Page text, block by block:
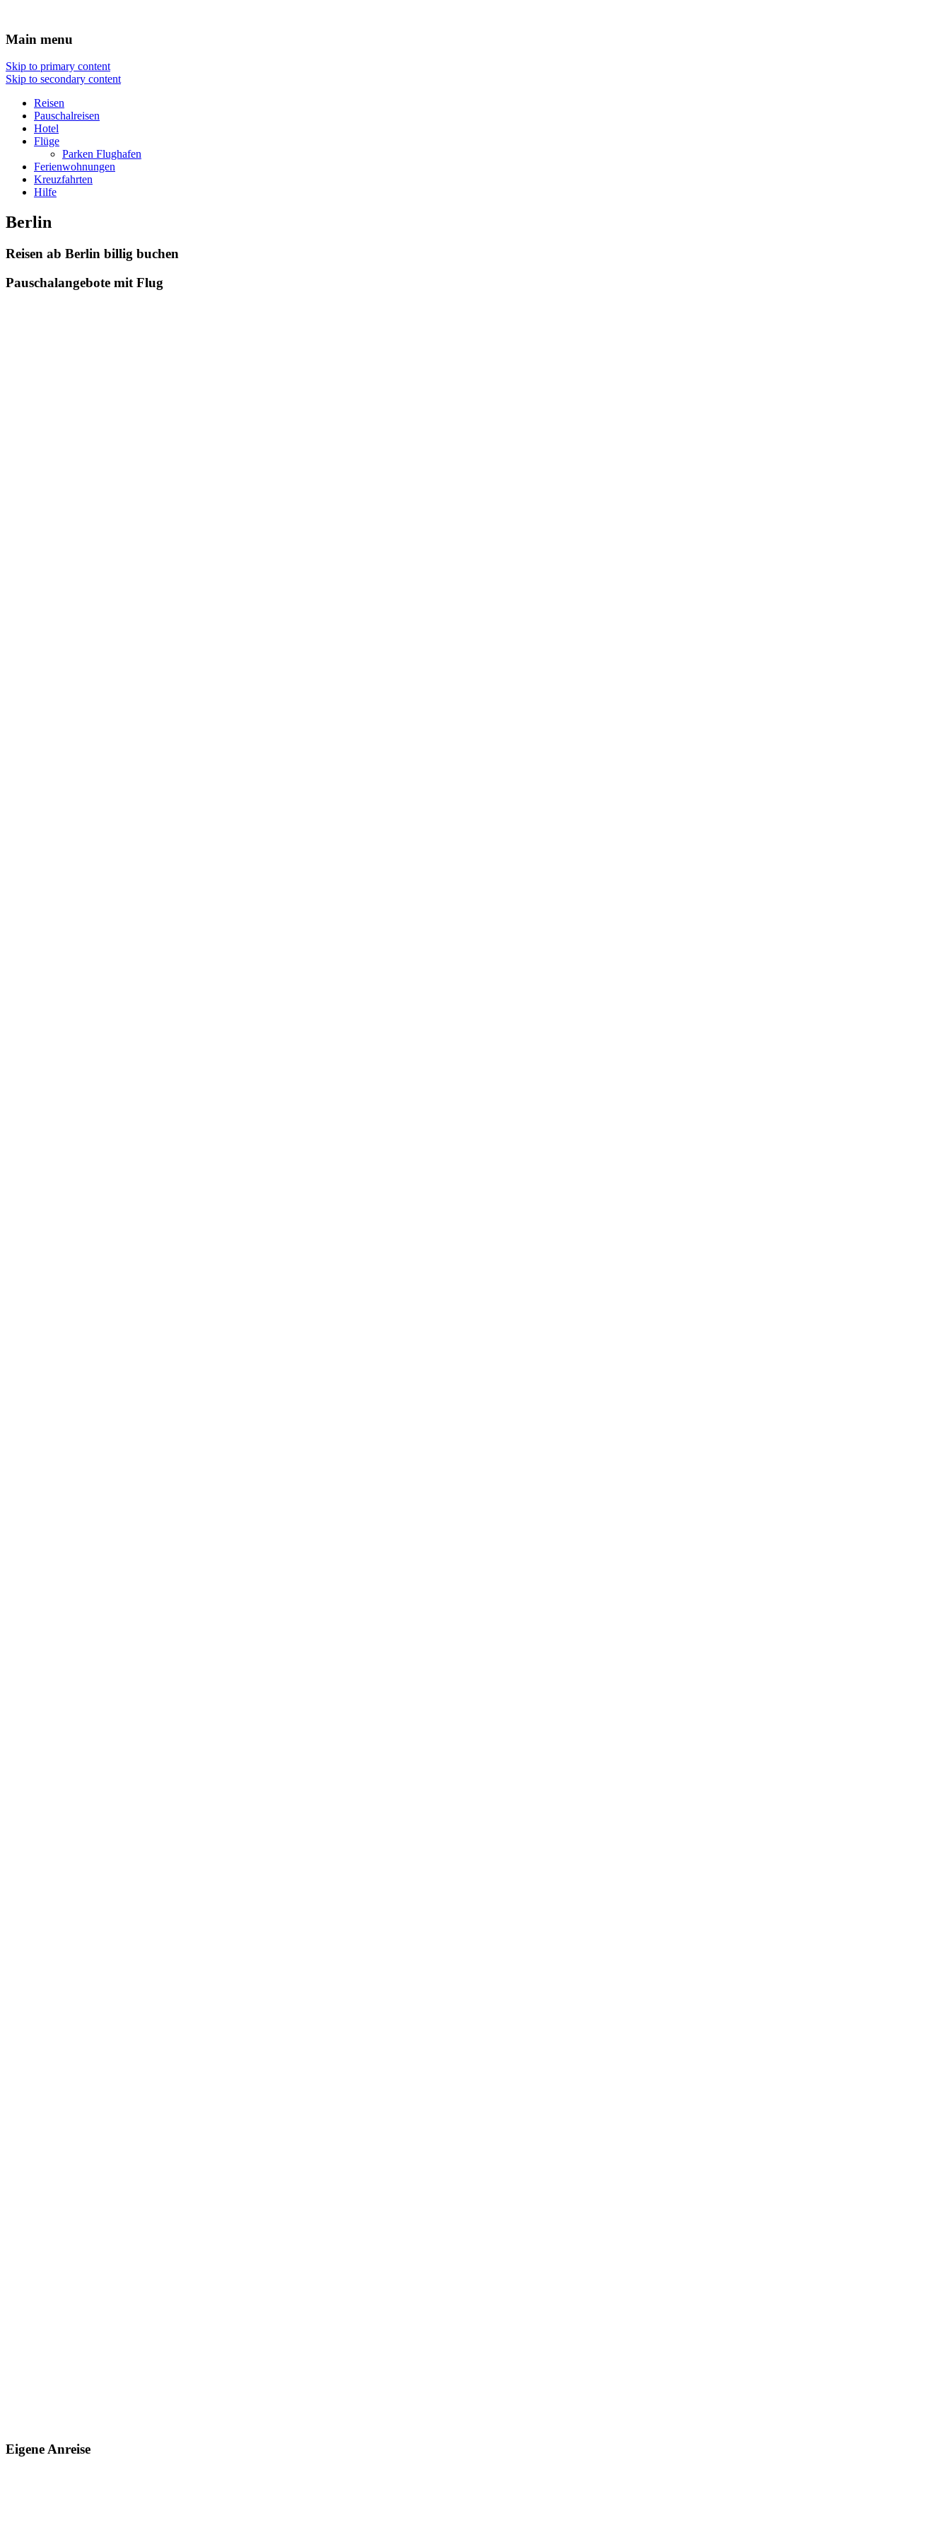
Hotel Flug Urlaub
Main menu
Skip to primary content
Skip to secondary content
Reisen
Pauschalreisen
Hotel
Flüge
Parken Flughafen
Ferienwohnungen
Kreuzfahrten
Hilfe
Berlin
Reisen ab Berlin billig buchen
Pauschalangebote mit Flug
Eigene Anreise